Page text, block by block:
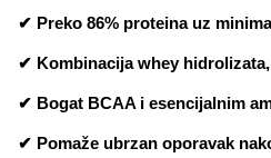
✔ Preko 86% proteina uz
✔ Kombinacija whey
✔ Bogat BCAA i esencijalnim
✔ Pomaže ubrzan oporavak